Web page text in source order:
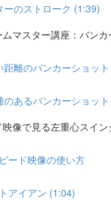
ーのストローク (1:39)
マスター講座：バンカ
距離のバンカーショッ
のあるバンカーショッ
像で見る左重心スイン
ード映像の使い方
アイアン (1:04)